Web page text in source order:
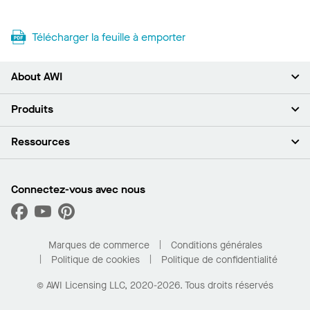
Télécharger la feuille à emporter
About AWI
À propos de nous
Espace presse
Quelles sont mes options d’achat?
Produits
Plafonds
Capacités sur mesure
Performance
Ressources
Trouver un distributeur
Trouver un distributeur
Pour la maison
Connectez-vous avec nous
Marques de commerce
Conditions générales
Politique de cookies
Politique de confidentialité
© AWI Licensing LLC, 2020-2026. Tous droits réservés